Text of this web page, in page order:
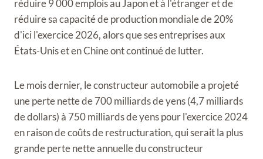
réduire 9 000 emplois au Japon et à l'étranger et de
réduire sa capacité de production mondiale de 20%
d'ici l'exercice 2026, alors que ses entreprises aux
États-Unis et en Chine ont continué de lutter.
Le mois dernier, le constructeur automobile a projeté
une perte nette de 700 milliards de yens (4,7 milliards
de dollars) à 750 milliards de yens pour l'exercice 2024
en raison de coûts de restructuration, qui serait la plus
grande perte nette annuelle du constructeur